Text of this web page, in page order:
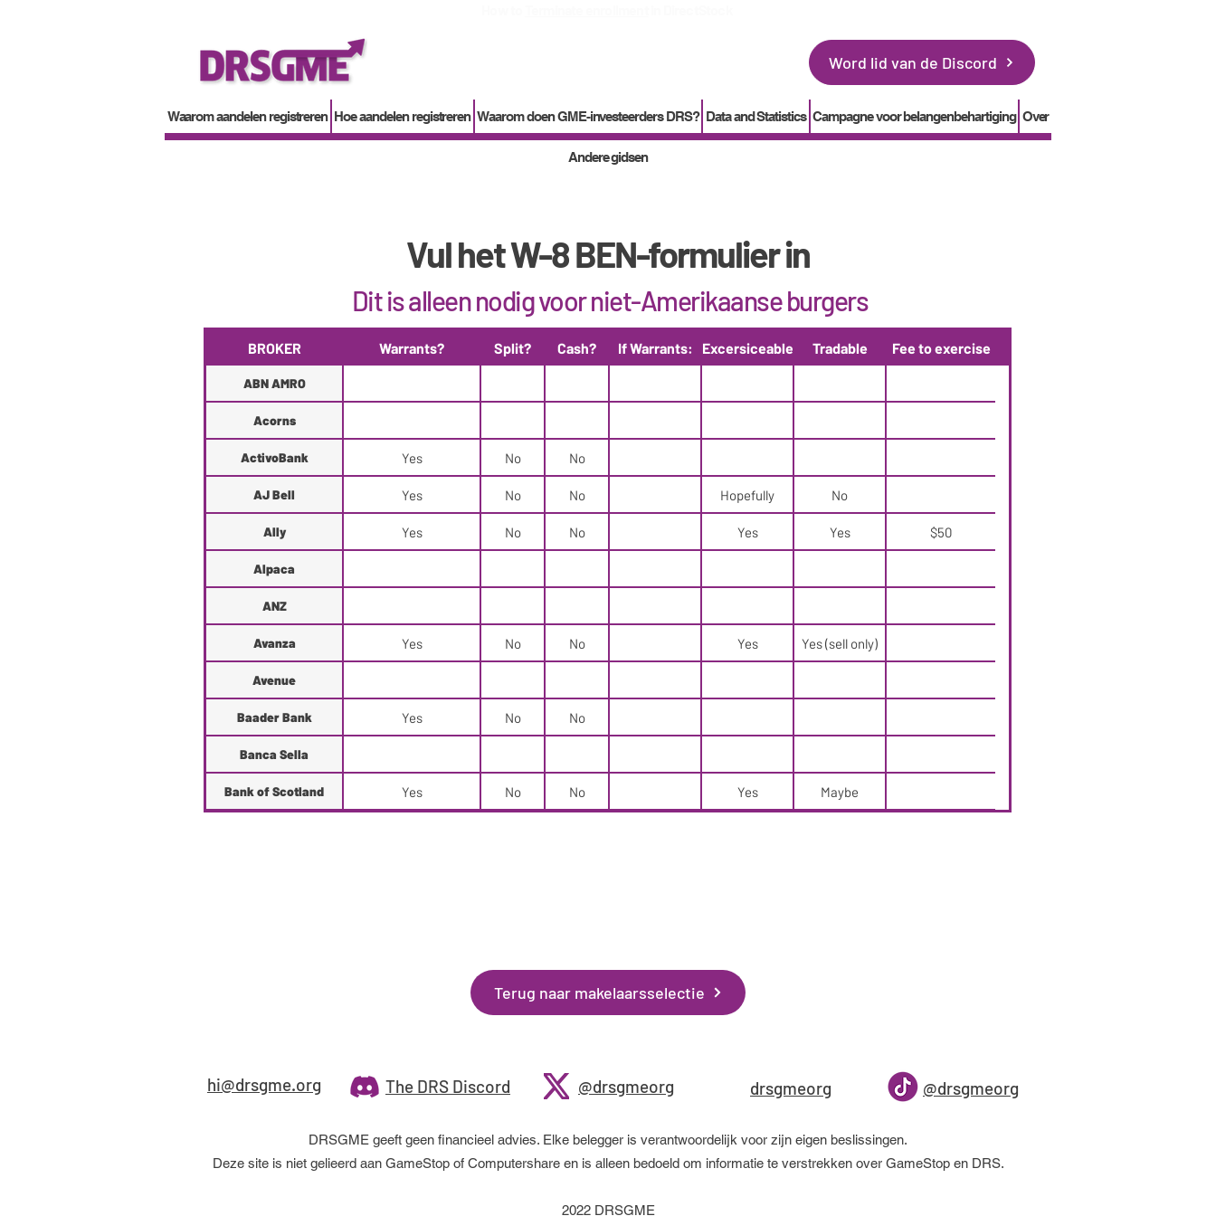
Word lid van de Discord
Waarom aandelen registreren Hoe aandelen registreren Waarom doen GME-investeerders DRS? Data and Statistics Campagne voor belangenbehartiging Over
Andere gidsen
Vul het W-8 BEN-formulier in
Dit is alleen nodig voor niet-Amerikaanse burgers
BROKER Warrants? Split? Cash? If Warrants: Excersiceable Tradable Fee to exercise
ABN AMRO
Acorns
ActivoBank Yes No No
AJ Bell Yes No No Hopefully No
Ally Yes No No Yes Yes $50
Alpaca
ANZ
Avanza Yes No No Yes Yes (sell only)
Avenue
Baader Bank Yes No No
Banca Sella
Bank of Scotland Yes No No Yes Maybe
Yes
Bourse Direct
Cash App Yes No No Yes Yes
Terug naar makelaarsselectie
hi@drsgme.org The DRS Discord @drsgmeorg drsgmeorg @drsgmeorg
DRSGME geeft geen financieel advies. Elke belegger is verantwoordelijk voor zijn eigen beslissingen.
Deze site is niet gelieerd aan GameStop of Computershare en is alleen bedoeld om informatie te verstrekken over GameStop en DRS.
2022 DRSGME